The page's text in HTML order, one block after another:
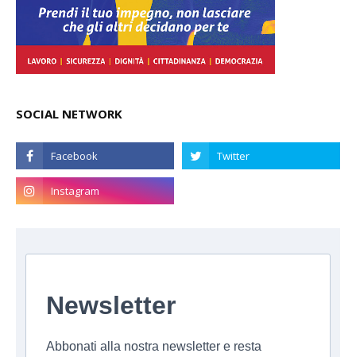
SOCIAL NETWORK
Newsletter
Abbonati alla nostra newsletter e resta